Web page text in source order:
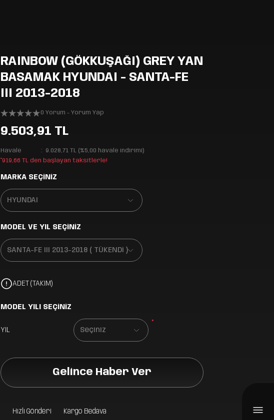
RAINBOW (GÖKKUŞAĞI) GREY YAN
BASAMAK HYUNDAI - SANTA-FE
III 2013-2018
0 Yorum - Yorum Yap
9.503,91 TL
Havale
9.028,71 TL (%5,00 havale indirimi)
*919,66 TL den başlayan taksitlerle!
MARKA SEÇİNİZ
MODEL VE YIL SEÇİNİZ
ADET (TAKIM)
MODEL YILI SEÇİNİZ
YIL
Gelince Haber Ver
Hızlı Gönderi Kargo Bedava